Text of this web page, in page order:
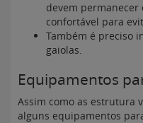
devem permanecer
confortável para
Também é preciso
gaiolas.
Equipamentos
Assim como as estrutura
alguns equipamentos